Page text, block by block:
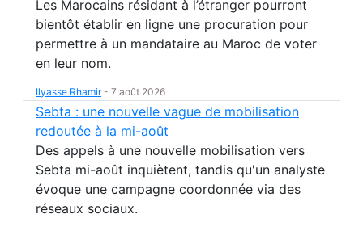
Les Marocains résidant à l’étranger pourront
bientôt établir en ligne une procuration pour
permettre à un mandataire au Maroc de voter
en leur nom.
Ilyasse Rhamir- 7 août 2026
Sebta : une nouvelle vague de mobilisation
redoutée à la mi-août
Des appels à une nouvelle mobilisation vers
Sebta mi-août inquiètent, tandis qu'un analyste
évoque une campagne coordonnée via des
réseaux sociaux.